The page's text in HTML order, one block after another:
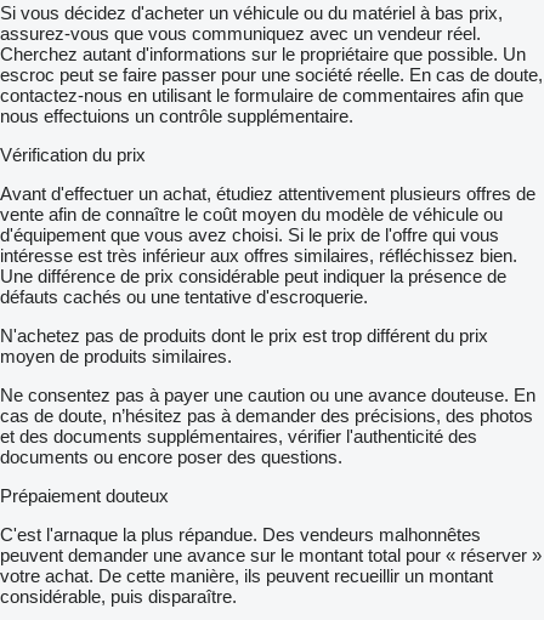
Si vous décidez d'acheter un véhicule ou du matériel à bas prix,
assurez-vous que vous communiquez avec un vendeur réel.
Cherchez autant d'informations sur le propriétaire que possible. Un
escroc peut se faire passer pour une société réelle. En cas de doute,
contactez-nous en utilisant le formulaire de commentaires afin que
nous effectuions un contrôle supplémentaire.
Vérification du prix
Avant d'effectuer un achat, étudiez attentivement plusieurs offres de
vente afin de connaître le coût moyen du modèle de véhicule ou
d'équipement que vous avez choisi. Si le prix de l'offre qui vous
intéresse est très inférieur aux offres similaires, réfléchissez bien.
Une différence de prix considérable peut indiquer la présence de
défauts cachés ou une tentative d'escroquerie.
N'achetez pas de produits dont le prix est trop différent du prix
moyen de produits similaires.
Ne consentez pas à payer une caution ou une avance douteuse. En
cas de doute, n’hésitez pas à demander des précisions, des photos
et des documents supplémentaires, vérifier l'authenticité des
documents ou encore poser des questions.
Prépaiement douteux
C'est l'arnaque la plus répandue. Des vendeurs malhonnêtes
peuvent demander une avance sur le montant total pour « réserver »
votre achat. De cette manière, ils peuvent recueillir un montant
considérable, puis disparaître.